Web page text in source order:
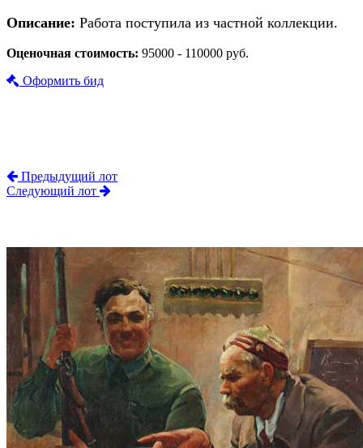
Описание: Работа поступила из частной коллекции.
Оценочная стоимость: 95000 - 110000 руб.
Оформить бид
Предыдущий лот
Следующий лот